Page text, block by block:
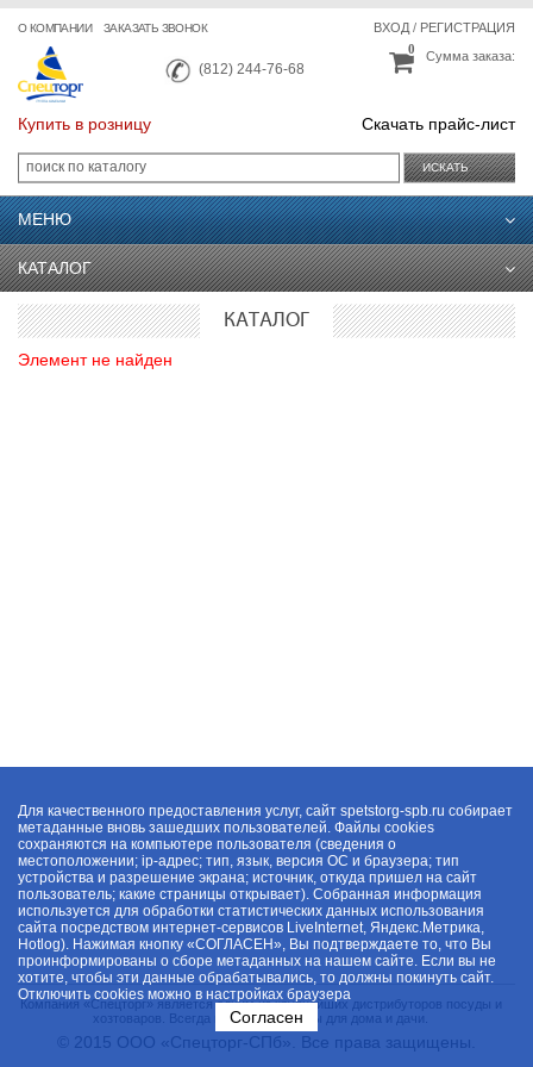
О КОМПАНИИ ЗАКАЗАТЬ ЗВОНОК
(812) 244-76-68
ВХОД/ РЕГИСТРАЦИЯ
Сумма заказа:
0
Купить в розницу Скачать прайс-лист
ИСКАТЬ
МЕНЮ
КАТАЛОГ
КАТАЛОГ
Элемент не найден
Компания «Спецторг» является одним из крупнейших дистрибуторов посуды и
хозтоваров. Всегда в наличии товары для дома и дачи.
© 2015 ООО «Спецторг-СПб». Все права защищены.
Для качественного предоставления услуг, сайт spetstorg-spb.ru собирает
метаданные вновь зашедших пользователей. Файлы cookies
сохраняются на компьютере пользователя (сведения о
местоположении; ip-адрес; тип, язык, версия ОС и браузера; тип
устройства и разрешение экрана; источник, откуда пришел на сайт
пользователь; какие страницы открывает). Собранная информация
используется для обработки статистических данных использования
сайта посредством интернет-сервисов LiveInternet, Яндекс.Метрика,
Hotlog). Нажимая кнопку «СОГЛАСЕН», Вы подтверждаете то, что Вы
проинформированы о сборе метаданных на нашем сайте. Если вы не
хотите, чтобы эти данные обрабатывались, то должны покинуть сайт.
Отключить cookies можно в настройках браузера
Согласен